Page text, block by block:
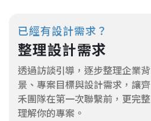
已經有設計需求？
整理設計需求
透過訪談引導，逐步整理企業背
景、專案目標與設計需求，讓齊
禾團隊在第一次聯繫前，更完整
理解你的專案。